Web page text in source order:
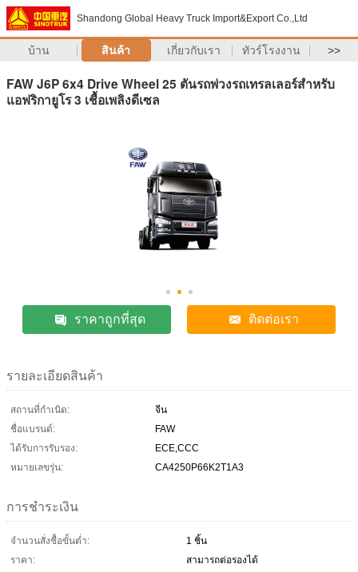
Shandong Global Heavy Truck Import&Export Co.,Ltd
บ้าน สินค้า เกี่ยวกับเรา ทัวร์โรงงาน >>
FAW J6P 6x4 Drive Wheel 25 ตันรถพ่วงรถเทรลเลอร์สำหรับ
แอฟริกายูโร 3 เชื้อเพลิงดีเซล
ราคาถูกที่สุด ติดต่อเรา
รายละเอียดสินค้า
สถานที่กำเนิด:
จีน
ชื่อแบรนด์:
FAW
ได้รับการรับรอง:
ECE,CCC
หมายเลขรุ่น:
CA4250P66K2T1A3
การชำระเงิน
จำนวนสั่งซื้อขั้นต่ำ:
1 ชิ้น
ราคา:
สามารถต่อรองได้